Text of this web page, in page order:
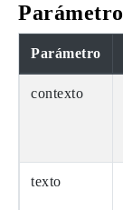
Parámetro
contexto
texto